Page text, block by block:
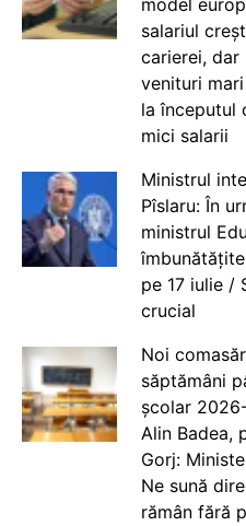
model
salariul
carierei, dar
venituri
la începutul
mici salarii
Ministrul
Pîslaru: În
ministrul
pe 17 iulie /
crucial
Noi
săptămâni
școlar
Alin Badea,
Gorj:
Ne sună
rămân fără